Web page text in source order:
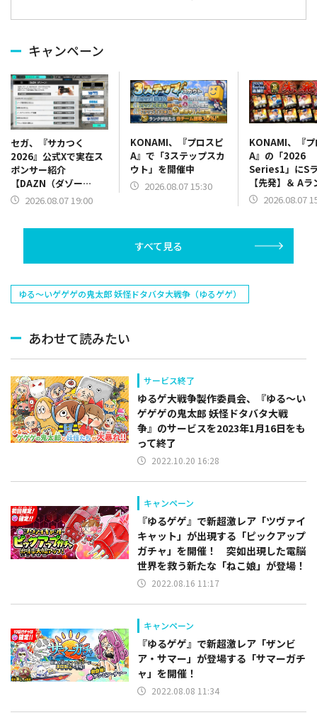
キャンペーン
セガ、『サカつく
2026』公式Xで実在ス
ポンサー紹介
【DAZN（ダゾー
ン）】篇をポスト
2026.08.07 19:00
KONAMI、『プロスピ
A』で「3ステップスカ
ウト」を開催中
2026.08.07 15:30
KONAMI、『
A』の「2026
Series1」にS
【先発】＆ Aラ
【野手】新登
塁手)、持丸泰
捕手)など
2026.08.07
すべて見る
ゆる～いゲゲゲの鬼太郎 妖怪ドタバタ大戦争（ゆるゲゲ）
あわせて読みたい
サービス終了
ゆるゲ大戦争製作委員会、『ゆる～い
ゲゲゲの鬼太郎 妖怪ドタバタ大戦
争』のサービスを2023年1月16日をも
って終了
2022.10.20 16:28
キャンペーン
『ゆるゲゲ』で新超激レア「ツヴァイ
キャット」が出現する「ピックアップ
ガチャ」を開催！ 突如出現した電脳
世界を救う新たな「ねこ娘」が登場！
2022.08.16 11:17
キャンペーン
『ゆるゲゲ』で新超激レア「ザンビ
ア・サマー」が登場する「サマーガチ
ャ」を開催！
2022.08.08 11:34